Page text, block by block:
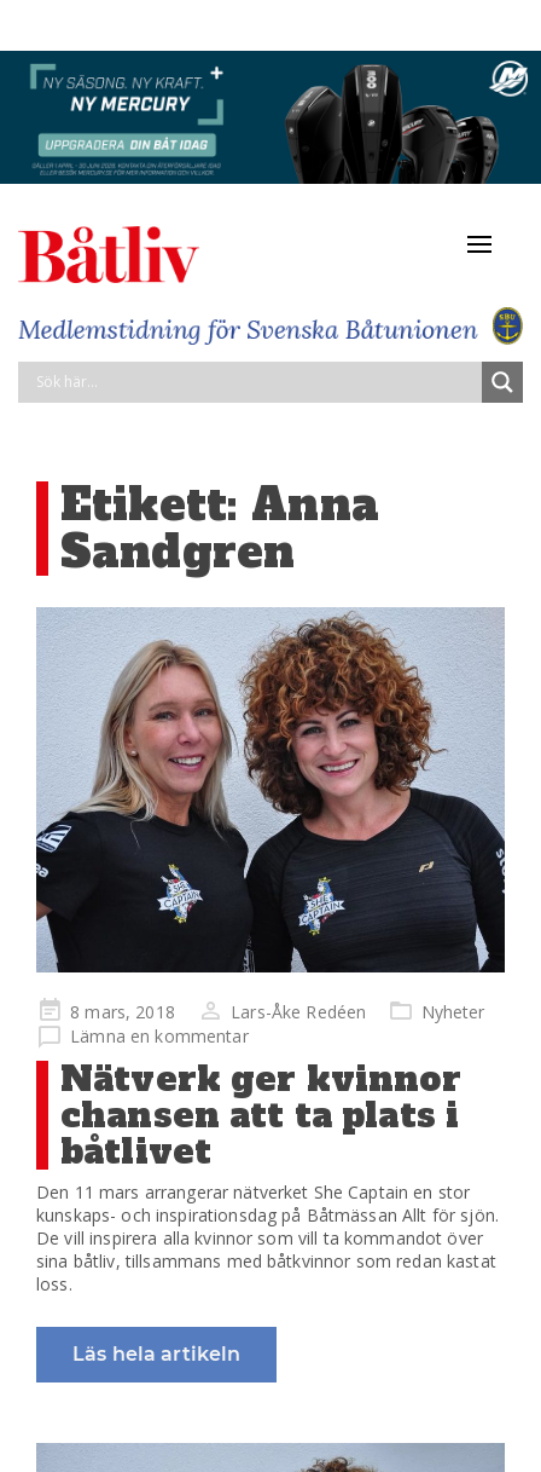
Etikett: Anna
Sandgren
Publicerad
på
8 mars, 2018 Lars-Åke Redéen
Nyheter
Lämna en kommentar
Nätverk ger kvinnor
chansen att ta plats i
båtlivet
Den 11 mars arrangerar nätverket She Captain en stor
kunskaps- och inspirationsdag på Båtmässan Allt för sjön.
De vill inspirera alla kvinnor som vill ta kommandot över
sina båtliv, tillsammans med båtkvinnor som redan kastat
loss.
Läs hela artikeln